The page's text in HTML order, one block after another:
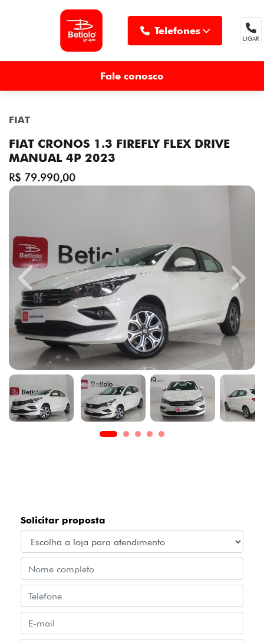
Telefones
LIGAR
Fale conosco
FIAT
FIAT CRONOS 1.3 FIREFLY FLEX DRIVE
MANUAL 4P 2023
R$ 79.990,00
Previous Next
Solicitar proposta